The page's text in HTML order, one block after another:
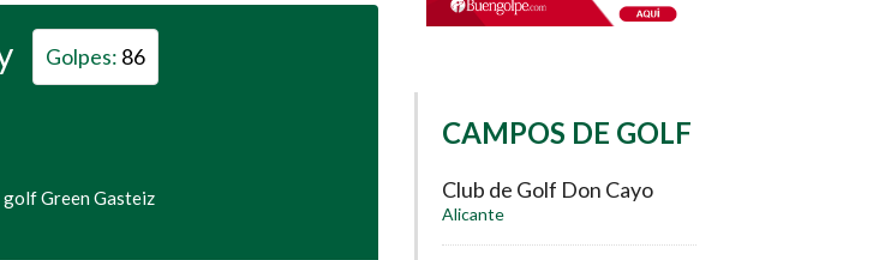
Golpes: 86
golf Green Gasteiz
CAMPOS DE GOLF
Club de Golf Don Cayo
Alicante